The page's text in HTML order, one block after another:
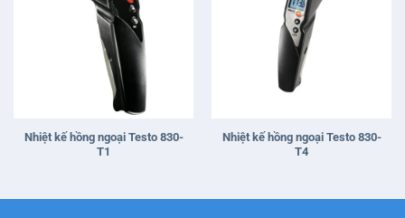
Nhiệt kế hồng ngoại Testo 830-
T1
Nhiệt kế hồng ngoại Testo 830-
T4